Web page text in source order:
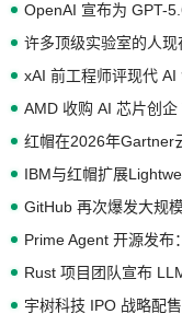
OpenAI 宣布为 GPT-
许多顶级实验室的人
xAI 前工程师评现代 AI
红帽在2026年Gartner
GitHub 再次爆发大规